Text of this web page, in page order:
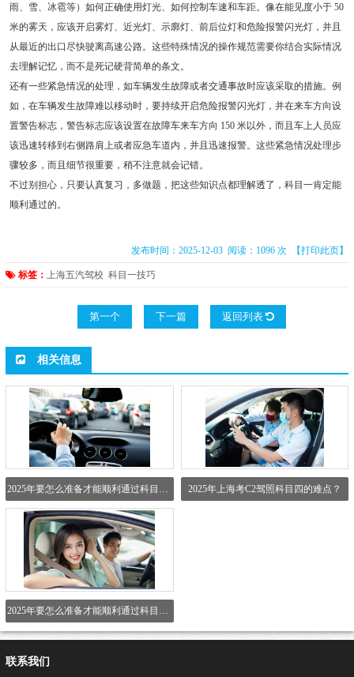
雨、雪、冰雹等）如何正确使用灯光、如何控制车速和车距。像在能见度小于 50
米的雾天，应该开启雾灯、近光灯、示廓灯、前后位灯和危险报警闪光灯，并且
从最近的出口尽快驶离高速公路。这些特殊情况的操作规范需要你结合实际情况
去理解记忆，而不是死记硬背简单的条文。
还有一些紧急情况的处理，如车辆发生故障或者交通事故时应该采取的措施。例
如，在车辆发生故障难以移动时，要持续开启危险报警闪光灯，并在来车方向设
置警告标志，警告标志应该设置在故障车来车方向 150 米以外，而且车上人员应
该迅速转移到右侧路肩上或者应急车道内，并且迅速报警。这些紧急情况处理步
骤较多，而且细节很重要，稍不注意就会记错。
不过别担心，只要认真复习，多做题，把这些知识点都理解透了，科目一肯定能
顺利通过的。
发布时间：2025-12-03 阅读：1096 次 【打印此页】
标签： 上海五汽驾校 科目一技巧
第一个 下一篇 返回列表
相关信息
2025年上海考C2驾照科目四的难点？
2025年要怎么准备才能顺利通过科目三考试？
联系我们